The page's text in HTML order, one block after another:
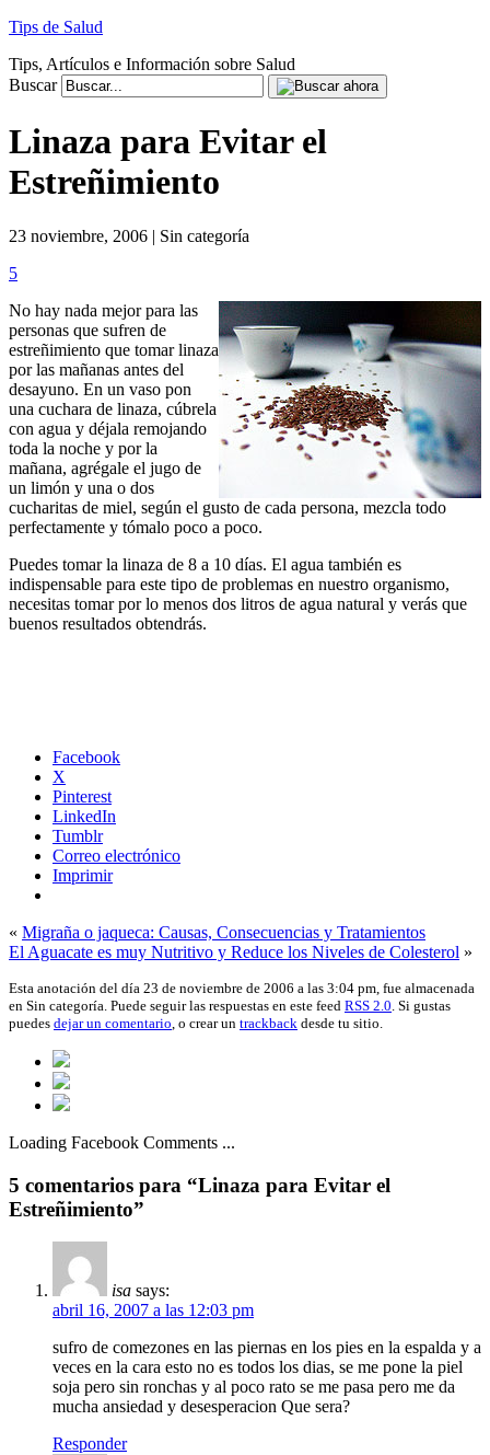
Tips de Salud
Tips, Artículos e Información sobre Salud
Buscar
Linaza para Evitar el
Estreñimiento
23 noviembre, 2006 | Sin categoría
5
No hay nada mejor para las
personas que sufren de
estreñimiento que tomar linaza
por las mañanas antes del
desayuno. En un vaso pon
una cuchara de linaza, cúbrela
con agua y déjala remojando
toda la noche y por la
mañana, agrégale el jugo de
un limón y una o dos
cucharitas de miel, según el gusto de cada persona, mezcla todo
perfectamente y tómalo poco a poco.
Puedes tomar la linaza de 8 a 10 días. El agua también es
indispensable para este tipo de problemas en nuestro organismo,
necesitas tomar por lo menos dos litros de agua natural y verás que
buenos resultados obtendrás.
Facebook
X
Pinterest
LinkedIn
Tumblr
Correo electrónico
Imprimir
« Migraña o jaqueca: Causas, Consecuencias y Tratamientos
El Aguacate es muy Nutritivo y Reduce los Niveles de Colesterol »
Esta anotación del día 23 de noviembre de 2006 a las 3:04 pm, fue almacenada
en Sin categoría. Puede seguir las respuestas en este feed RSS 2.0 . Si gustas
puedes dejar un comentario , o crear un trackback desde tu sitio.
Loading Facebook Comments ...
5 comentarios para “Linaza para Evitar el
Estreñimiento”
isa says:
abril 16, 2007 a las 12:03 pm
sufro de comezones en las piernas en los pies en la espalda y a
veces en la cara esto no es todos los dias, se me pone la piel
soja pero sin ronchas y al poco rato se me pasa pero me da
mucha ansiedad y desesperacion Que sera?
Responder